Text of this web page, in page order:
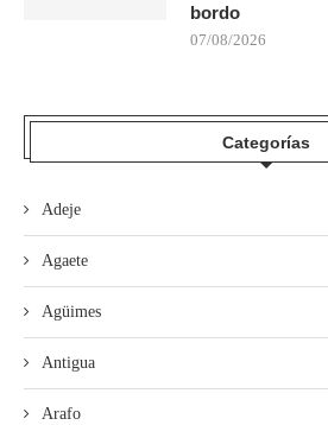
bordo
07/08/2026
Categorías
Adeje
Agaete
Agüimes
Antigua
Arafo